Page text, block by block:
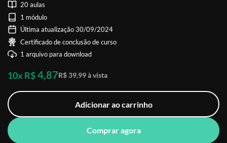
20 aulas
1 módulo
Última atualização 30/09/2024
Certificado de conclusão de curso
1 arquivo para download
10x R$4,87R$ 39,99 à vista
Adicionar ao carrinho
Comprar agora